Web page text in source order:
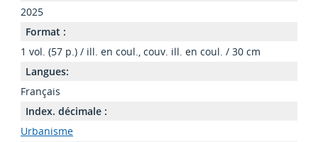
2025
Format :
1 vol. (57 p.) / ill. en coul., couv. ill. en coul. / 30 cm
Langues:
Français
Index. décimale :
Urbanisme